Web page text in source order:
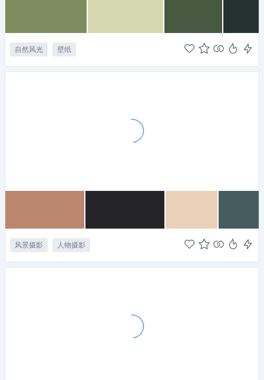
自然风光 壁纸
风景摄影 人物摄影